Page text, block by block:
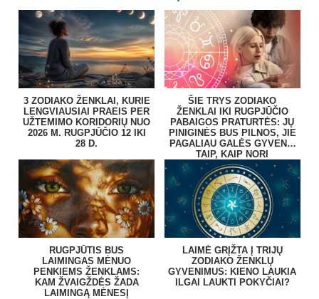
3 ZODIAKO ŽENKLAI, KURIE
LENGVIAUSIAI PRAEIS PER
UŽTEMIMO KORIDORIŲ NUO
2026 M. RUGPJŪČIO 12 IKI
28 D.
ŠIE TRYS ZODIAKO
ŽENKLAI IKI RUGPJŪČIO
PABAIGOS PRATURTĖS: JŲ
PINIGINĖS BUS PILNOS, JIE
PAGALIAU GALĖS GYVENTI
TAIP, KAIP NORI
RUGPJŪTIS BUS
LAIMINGAS MĖNUO
PENKIEMS ŽENKLAMS:
KAM ŽVAIGŽDĖS ŽADA
LAIMINGĄ MĖNESĮ
LAIMĖ GRĮŽTA Į TRIJŲ
ZODIAKO ŽENKLŲ
GYVENIMUS: KIENO LAUKIA
ILGAI LAUKTI POKYČIAI?